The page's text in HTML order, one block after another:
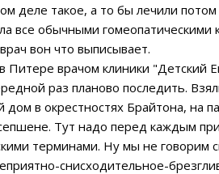
деле такое, а то бы лечили
все обычными гомеопатическими
вон что выписывает.
Питере врачом клиники "Детский
раз планово последить.
в окрестностях Брайтона, на
Тут надо перед каждым
терминами. Ну мы не говорим
снисходительное-